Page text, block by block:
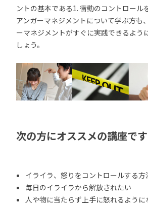
ントの基本である1. 衝動のコントロール
アンガーマネジメントについて学ぶ方も
ーマネジメントがすぐに実践できるよう
しょう。
次の方にオススメの講座です
イライラ、怒りをコントロールする方
毎日のイライラから解放されたい
人や物に当たらず上手に怒れるように